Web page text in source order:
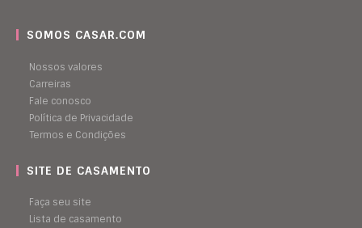
SOMOS CASAR.COM
Nossos valores
Carreiras
Fale conosco
Política de Privacidade
Termos e Condições
SITE DE CASAMENTO
Faça seu site
Lista de casamento